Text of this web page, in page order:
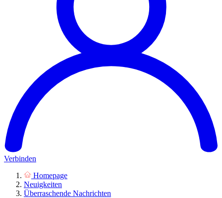
Verbinden
Homepage
Neuigkeiten
Überraschende Nachrichten